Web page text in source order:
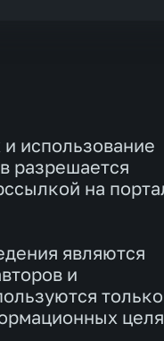
использование
разрешается
на
являются
и